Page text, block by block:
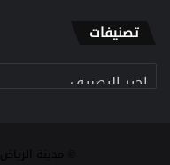
تصنيفات
تصنيفات
© مدينة الرياض 2026, All Rights Reserved